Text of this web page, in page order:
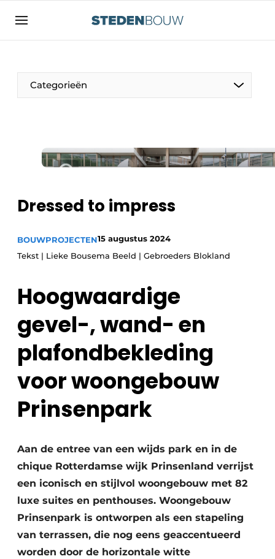
Aanmelden
asset
authlogoff logon
Direct contact
Home
Meest gelezen
Privacy / Cookie statement
storymetadata
Vacature aanmelden
Video’s
Categorieën
Woning- en utiliteitsbouw
Distributiecentra
Gevels, Daken & Daktuinen
Glas
Modulair bouwen
Dressed to impress
BOUWPROJECTEN15 augustus 2024
Tekst | Lieke Bousema Beeld | Gebroeders Blokland
Hoogwaardige
gevel-, wand- en
plafondbekleding
voor woongebouw
Prinsenpark
Aan de entree van een wijds park en in de
chique Rotterdamse wijk Prinsenland verrijst
een iconisch en stijlvol woongebouw met 82
luxe suites en penthouses. Woongebouw
Prinsenpark is ontworpen als een stapeling
van terrassen, die nog eens geaccentueerd
worden door de horizontale witte